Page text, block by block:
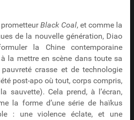
Black Coal, et comme la
de la nouvelle génération, Diao
la Chine contemporaine
la mettre en scène dans toute sa
crasse et de technologie
post-apo où tout, corps compris,
sauvette). Cela prend, à l’écran,
la forme d’une série de haïkus
: une violence éclate, et une